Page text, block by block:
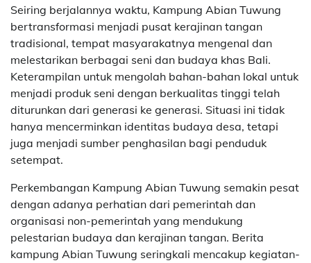
Seiring berjalannya waktu, Kampung Abian Tuwung
bertransformasi menjadi pusat kerajinan tangan
tradisional, tempat masyarakatnya mengenal dan
melestarikan berbagai seni dan budaya khas Bali.
Keterampilan untuk mengolah bahan-bahan lokal untuk
menjadi produk seni dengan berkualitas tinggi telah
diturunkan dari generasi ke generasi. Situasi ini tidak
hanya mencerminkan identitas budaya desa, tetapi
juga menjadi sumber penghasilan bagi penduduk
setempat.
Perkembangan Kampung Abian Tuwung semakin pesat
dengan adanya perhatian dari pemerintah dan
organisasi non-pemerintah yang mendukung
pelestarian budaya dan kerajinan tangan. Berita
kampung Abian Tuwung seringkali mencakup kegiatan-